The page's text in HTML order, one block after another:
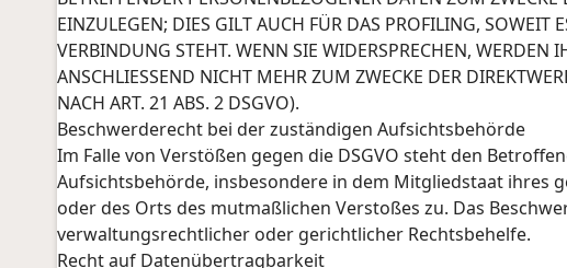
EINZULEGEN; DIES GILT AUCH FÜR DAS PROFILING, SOWEIT
VERBINDUNG STEHT. WENN SIE WIDERSPRECHEN, WERDEN
ANSCHLIESSEND NICHT MEHR ZUM ZWECKE DER
NACH ART. 21 ABS. 2 DSGVO).
Beschwerderecht bei der zuständigen Aufsichtsbehörde
Im Falle von Verstößen gegen die DSGVO steht den
Aufsichtsbehörde, insbesondere in dem Mitgliedstaat ihres
oder des Orts des mutmaßlichen Verstoßes zu. Das
verwaltungsrechtlicher oder gerichtlicher Rechtsbehelfe.
Recht auf Datenübertragbarkeit